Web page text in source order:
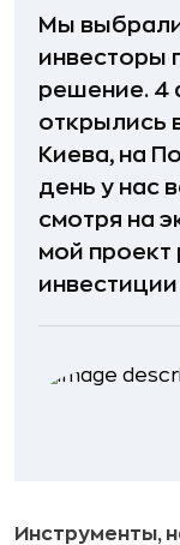
Мы
инвесторы
решение. 4
открылись
Киева, на
день у нас
смотря на
мой проект
Инструменты,